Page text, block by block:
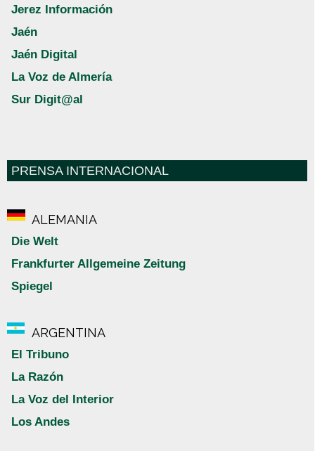
Jerez Información
Jaén
Jaén Digital
La Voz de Almería
Sur Digit@al
PRENSA INTERNACIONAL
ALEMANIA
Die Welt
Frankfurter Allgemeine Zeitung
Spiegel
ARGENTINA
El Tribuno
La Razón
La Voz del Interior
Los Andes